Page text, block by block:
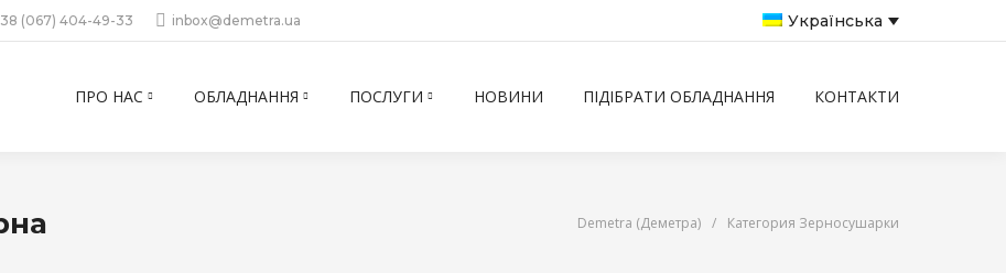
(067) 404-49-33 inbox@demetra.ua Українська
ПРО НАС ОБЛАДНАННЯ ПОСЛУГИ НОВИНИ ПІДІБРАТИ ОБЛАДНАННЯ КОНТАКТИ
Demetra (Деметра) / Категория Зерносушарки